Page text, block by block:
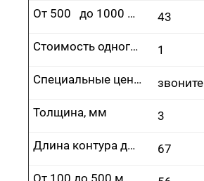
43
От 500 до 1000 м, руб.
1
Стоимость одного врезания, руб.
звоните
Специальные цены
3
Толщина, мм
67
Длина контура до 100 м, руб.
От 100 до 500 м, руб.